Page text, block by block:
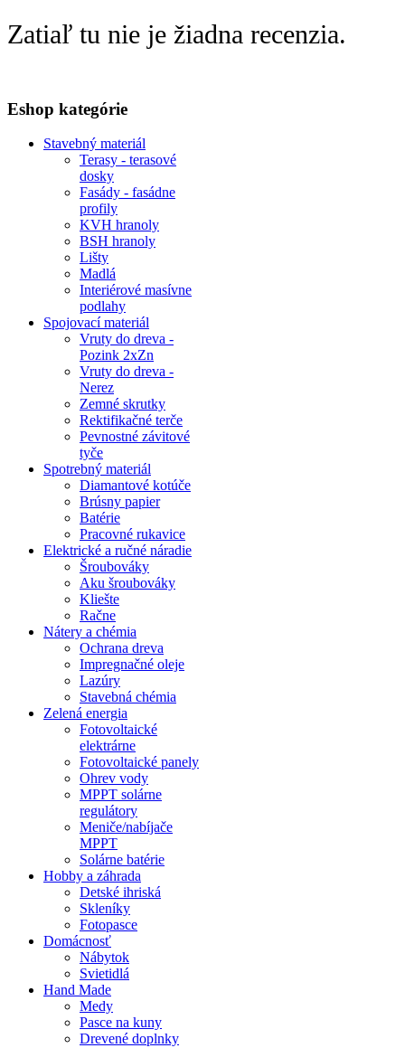
Zatiaľ tu nie je žiadna recenzia.
Eshop kategórie
Stavebný materiál
Terasy - terasové
dosky
Fasády - fasádne
profily
KVH hranoly
BSH hranoly
Lišty
Madlá
Interiérové masívne
podlahy
Spojovací materiál
Vruty do dreva -
Pozink 2xZn
Vruty do dreva -
Nerez
Zemné skrutky
Rektifikačné terče
Pevnostné závitové
tyče
Spotrebný materiál
Diamantové kotúče
Brúsny papier
Batérie
Pracovné rukavice
Elektrické a ručné náradie
Šroubováky
Aku šroubováky
Kliešte
Račne
Nátery a chémia
Ochrana dreva
Impregnačné oleje
Lazúry
Stavebná chémia
Zelená energia
Fotovoltaické
elektrárne
Fotovoltaické panely
Ohrev vody
MPPT solárne
regulátory
Meniče/nabíjače
MPPT
Solárne batérie
Hobby a záhrada
Detské ihriská
Skleníky
Fotopasce
Domácnosť
Nábytok
Svietidlá
Hand Made
Medy
Pasce na kuny
Drevené doplnky